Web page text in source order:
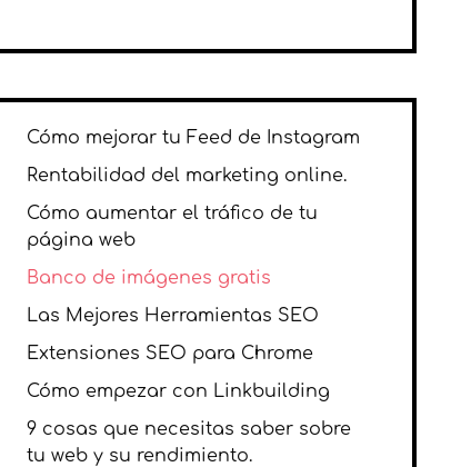
Cómo mejorar tu Feed de Instagram
Rentabilidad del marketing online.
Cómo aumentar el tráfico de tu
página web
Banco de imágenes gratis
Las Mejores Herramientas SEO
Extensiones SEO para Chrome
Cómo empezar con Linkbuilding
9 cosas que necesitas saber sobre
tu web y su rendimiento.